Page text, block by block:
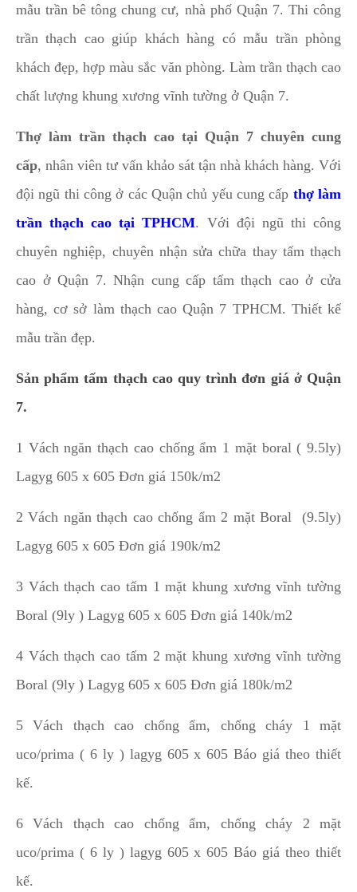
mẫu trần bê tông chung cư, nhà phố Quận 7. Thi công
trần thạch cao giúp khách hàng có mẫu trần phòng
khách đẹp, hợp màu sắc văn phòng. Làm trần thạch cao
chất lượng khung xương vĩnh tường ở Quận 7.
Thợ làm trần thạch cao tại Quận 7 chuyên cung
cấp, nhân viên tư vấn khảo sát tận nhà khách hàng. Với
đội ngũ thi công ở các Quận chủ yếu cung cấp thợ làm
trần thạch cao tại TPHCM. Với đội ngũ thi công
chuyên nghiệp, chuyên nhận sửa chữa thay tấm thạch
cao ở Quận 7. Nhận cung cấp tấm thạch cao ở cửa
hàng, cơ sở làm thạch cao Quận 7 TPHCM. Thiết kế
mẫu trần đẹp.
Sản phẩm tấm thạch cao quy trình đơn giá ở Quận
7.
1 Vách ngăn thạch cao chống ẩm 1 mặt boral ( 9.5ly)
Lagyg 605 x 605 Đơn giá 150k/m2
2 Vách ngăn thạch cao chống ẩm 2 mặt Boral (9.5ly)
Lagyg 605 x 605 Đơn giá 190k/m2
3 Vách thạch cao tấm 1 mặt khung xương vĩnh tường
Boral (9ly ) Lagyg 605 x 605 Đơn giá 140k/m2
4 Vách thạch cao tấm 2 mặt khung xương vĩnh tường
Boral (9ly ) Lagyg 605 x 605 Đơn giá 180k/m2
5 Vách thạch cao chống ẩm, chống cháy 1 mặt
uco/prima ( 6 ly ) lagyg 605 x 605 Báo giá theo thiết
kế.
6 Vách thạch cao chống ẩm, chống cháy 2 mặt
uco/prima ( 6 ly ) lagyg 605 x 605 Báo giá theo thiết
kế.